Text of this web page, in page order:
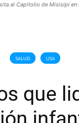
al Capitolio de Misisipi
SALUD USA
que